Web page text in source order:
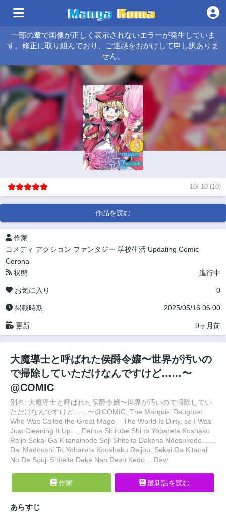
一部の章で画像が正しく表示されないエラーが発生していま
す。修正に取り組んでおり、ご迷惑をおかけして申し訳ありま
せん。
10/ 10 (10)
作品を読む
作家
コメディ アクション ファンタジー 学校生活 Updating Comic
Corona
状態
進行中
お気に入り 0
掲載時期 2025/05/16 06:00
更新 9ヶ月前
大魔導士と呼ばれた侯爵令嬢〜世界が汚いの
で掃除していただけなんですけど……〜
@COMIC
別名: 大魔導士と呼ばれた侯爵令嬢〜世界が汚いので掃除してい
ただけなんですけど……〜@COMIC, The Marquis’ Daughter
Who Was Called the Great Mage – The World Is Dirty, so I Was
Just Cleaning It Up…, Daima Shirube Shi to Yobareta Koshaku
Reijo Sekai Ga Kitanainode Soji Shiteita Dakena Ndesukedo......,
Dai Madoushi To Yobareta Koushaku Reijou: Sekai Ga Kitanai
No De Souji Shiteita Dake Nan Desu Kedo… Raw
作家 最新話を読む
あらすじ